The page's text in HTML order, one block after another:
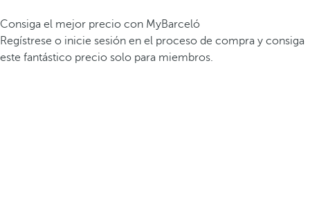
Consiga el mejor precio con MyBarceló
Regístrese o inicie sesión en el proceso de compra y consiga
este fantástico precio solo para miembros.